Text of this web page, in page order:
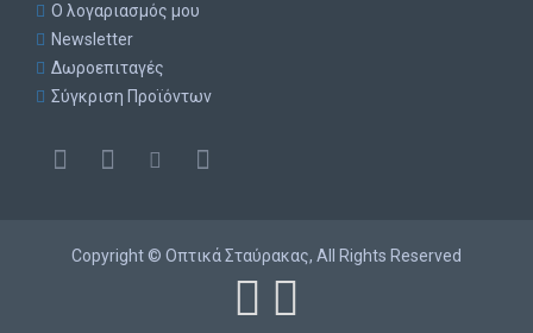
Ο λογαριασμός μου
Newsletter
Δωροεπιταγές
Σύγκριση Προϊόντων
Copyright © Οπτικά Σταύρακας, All Rights Reserved